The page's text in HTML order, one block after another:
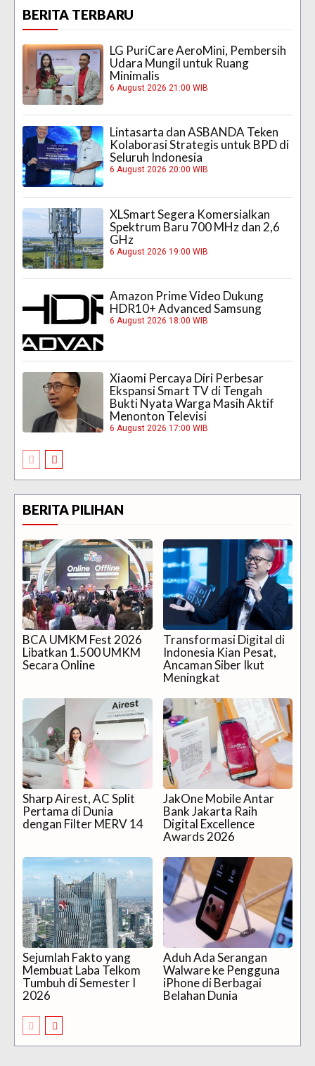
BERITA TERBARU
LG PuriCare AeroMini, Pembersih
Udara Mungil untuk Ruang
Minimalis
6 August 2026 21:00 WIB
Lintasarta dan ASBANDA Teken
Kolaborasi Strategis untuk BPD di
Seluruh Indonesia
6 August 2026 20:00 WIB
XLSmart Segera Komersialkan
Spektrum Baru 700 MHz dan 2,6
GHz
6 August 2026 19:00 WIB
Amazon Prime Video Dukung
HDR10+ Advanced Samsung
6 August 2026 18:00 WIB
Xiaomi Percaya Diri Perbesar
Ekspansi Smart TV di Tengah
Bukti Nyata Warga Masih Aktif
Menonton Televisi
6 August 2026 17:00 WIB
BERITA PILIHAN
BCA UMKM Fest 2026
Libatkan 1.500 UMKM
Secara Online
Transformasi Digital di
Indonesia Kian Pesat,
Ancaman Siber Ikut
Meningkat
Sharp Airest, AC Split
Pertama di Dunia
dengan Filter MERV 14
JakOne Mobile Antar
Bank Jakarta Raih
Digital Excellence
Awards 2026
Sejumlah Fakto yang
Membuat Laba Telkom
Tumbuh di Semester I
2026
Aduh Ada Serangan
Walware ke Pengguna
iPhone di Berbagai
Belahan Dunia